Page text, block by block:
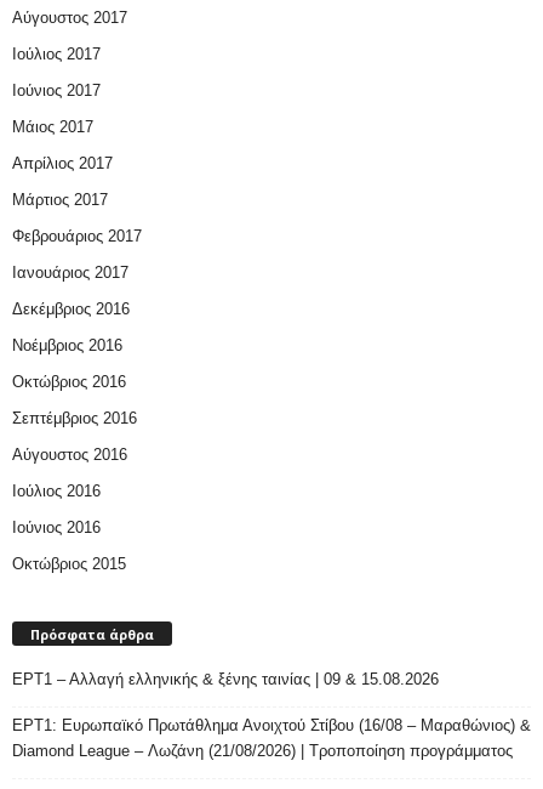
Αύγουστος 2017
Ιούλιος 2017
Ιούνιος 2017
Μάιος 2017
Απρίλιος 2017
Μάρτιος 2017
Φεβρουάριος 2017
Ιανουάριος 2017
Δεκέμβριος 2016
Νοέμβριος 2016
Οκτώβριος 2016
Σεπτέμβριος 2016
Αύγουστος 2016
Ιούλιος 2016
Ιούνιος 2016
Οκτώβριος 2015
Πρόσφατα άρθρα
ΕΡΤ1 – Αλλαγή ελληνικής & ξένης ταινίας | 09 & 15.08.2026
ΕΡΤ1: Ευρωπαϊκό Πρωτάθλημα Ανοιχτού Στίβου (16/08 – Μαραθώνιος) &
Diamond League – Λωζάνη (21/08/2026) | Τροποποίηση προγράμματος